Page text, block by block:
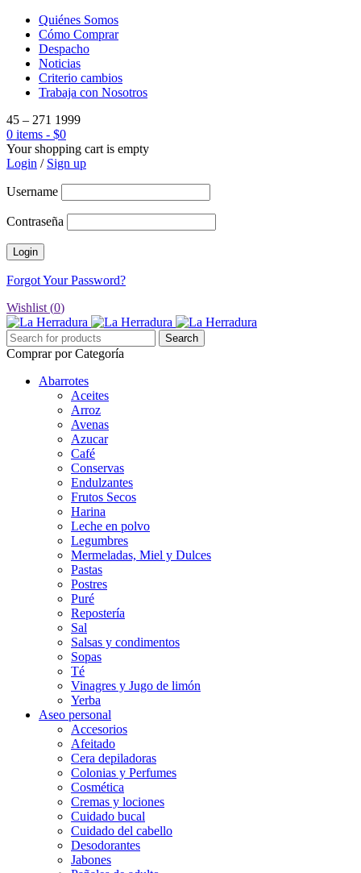
Quiénes Somos
Cómo Comprar
Despacho
Noticias
Criterio cambios
Trabaja con Nosotros
45 – 271 1999
0 items - $0
Your shopping cart is empty
Login / Sign up
Username
Contraseña
Forgot Your Password?
Wishlist (0)
Comprar por Categoría
Abarrotes
Aceites
Arroz
Avenas
Azucar
Café
Conservas
Endulzantes
Frutos Secos
Harina
Leche en polvo
Legumbres
Mermeladas, Miel y Dulces
Pastas
Postres
Puré
Repostería
Sal
Salsas y condimentos
Sopas
Té
Vinagres y Jugo de limón
Yerba
Aseo personal
Accesorios
Afeitado
Cera depiladoras
Colonias y Perfumes
Cosmética
Cremas y lociones
Cuidado bucal
Cuidado del cabello
Desodorantes
Jabones